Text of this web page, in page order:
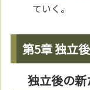
ていく。
第5章 独立
独立後の